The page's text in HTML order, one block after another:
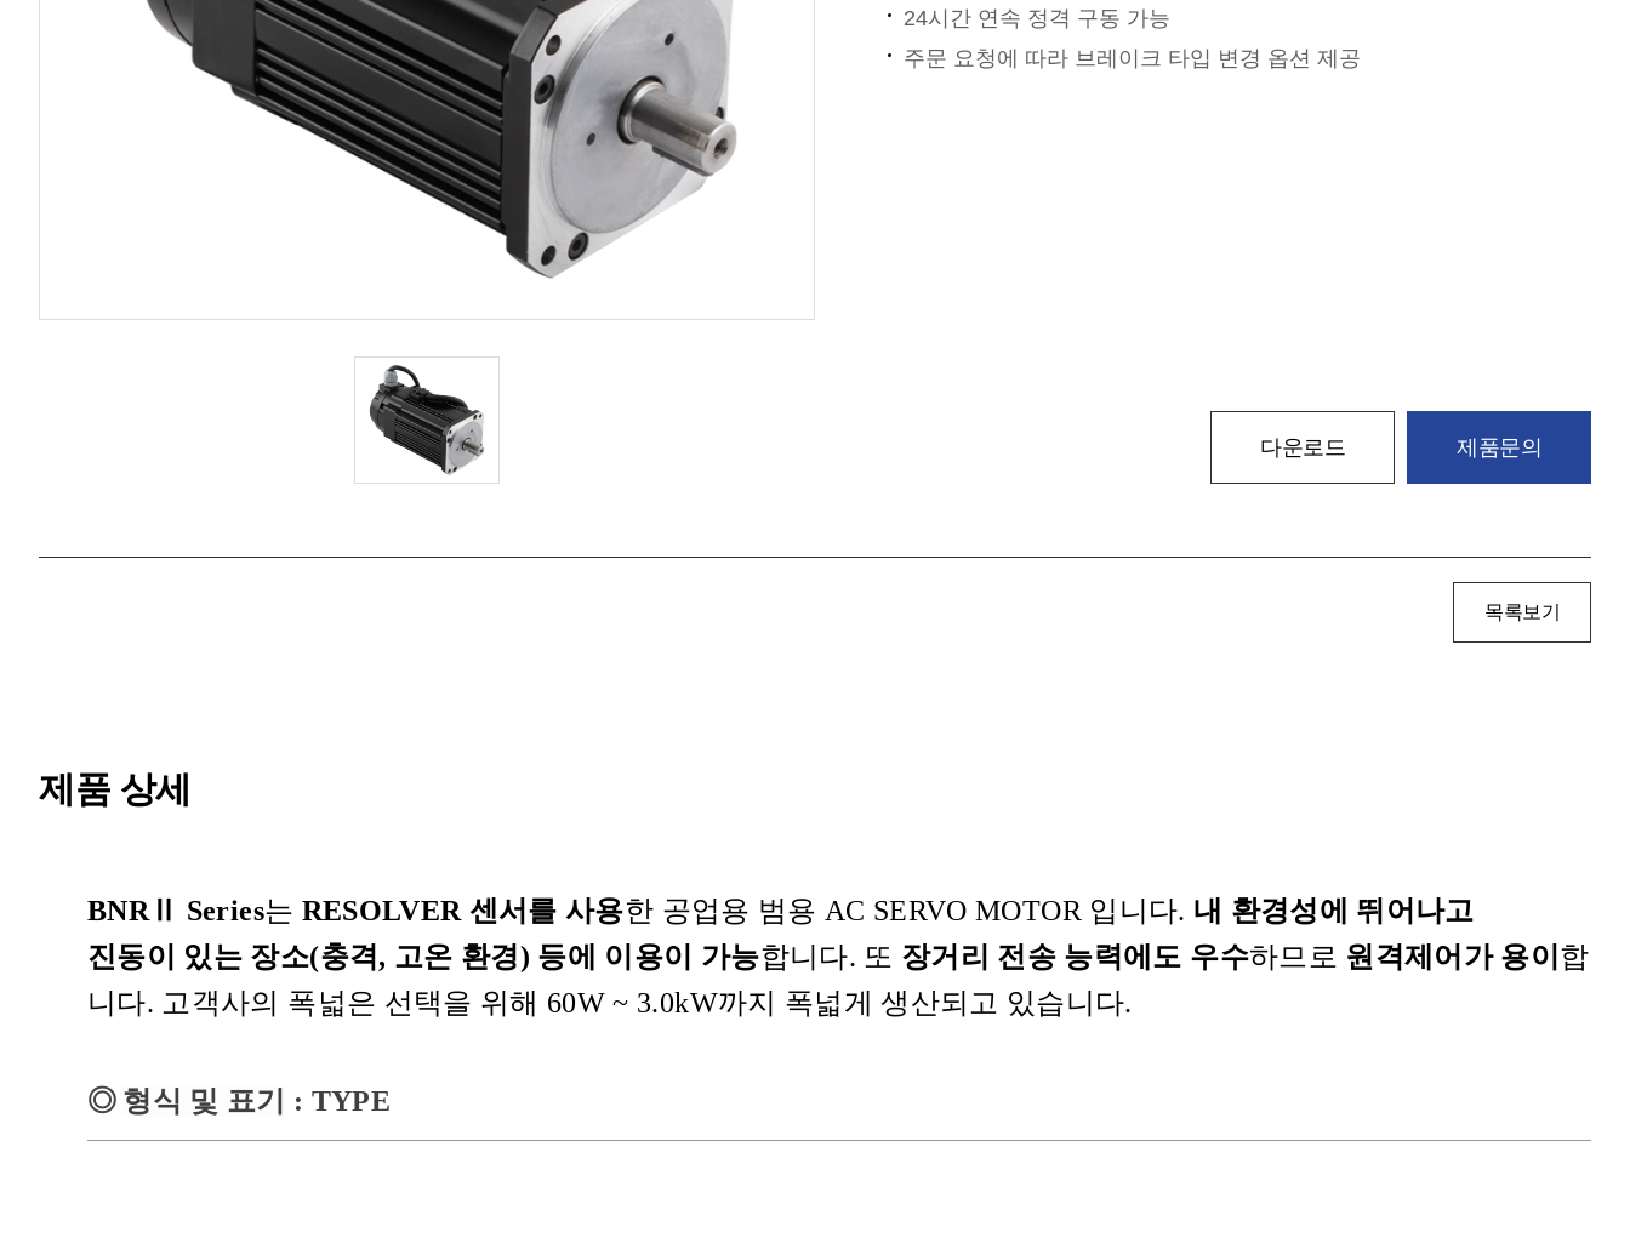
24시간 연속 정격 구동 가능
주문 요청에 따라 브레이크 타입 변경 옵션 제공
다운로드 제품문의
목록보기
제품 상세
BNRⅡ Series는 RESOLVER 센서를 사용한 공업용 범용 AC SERVO MOTOR 입니다. 내 환경성에 뛰어나고
진동이 있는 장소(충격, 고온 환경) 등에 이용이 가능합니다. 또 장거리 전송 능력에도 우수하므로 원격제어가 용이 합
니다. 고객사의 폭넓은 선택을 위해 60W ~ 3.0kW까지 폭넓게 생산되고 있습니다.
◎ 형식 및 표기 : TYPE